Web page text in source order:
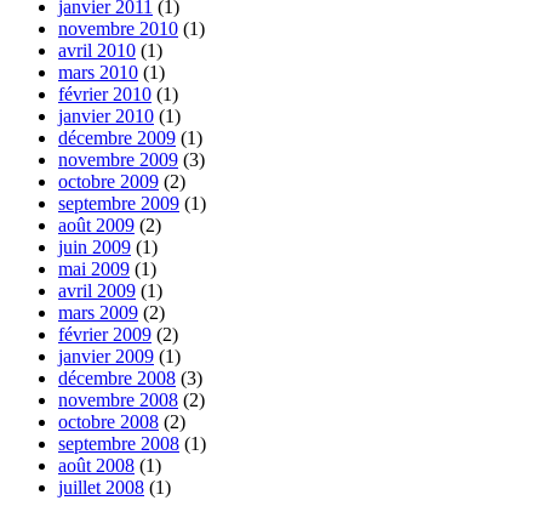
janvier 2011 (1)
novembre 2010 (1)
avril 2010 (1)
mars 2010 (1)
février 2010 (1)
janvier 2010 (1)
décembre 2009 (1)
novembre 2009 (3)
octobre 2009 (2)
septembre 2009 (1)
août 2009 (2)
juin 2009 (1)
mai 2009 (1)
avril 2009 (1)
mars 2009 (2)
février 2009 (2)
janvier 2009 (1)
décembre 2008 (3)
novembre 2008 (2)
octobre 2008 (2)
septembre 2008 (1)
août 2008 (1)
juillet 2008 (1)